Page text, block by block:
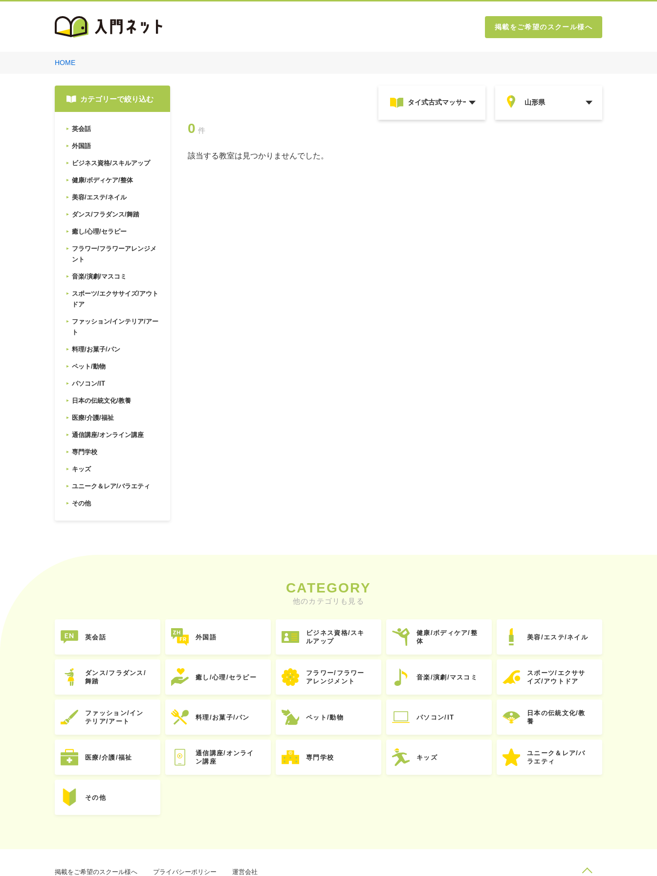
掲載をご希望のスクール様へ
HOME
カテゴリーで絞り込む
英会話
外国語
ビジネス資格/スキルアップ
健康/ボディケア/整体
美容/エステ/ネイル
ダンス/フラダンス/舞踏
癒し/心理/セラピー
フラワー/フラワーアレンジメ
ント
音楽/演劇/マスコミ
スポーツ/エクササイズ/アウト
ドア
ファッション/インテリア/アー
ト
料理/お菓子/パン
ペット/動物
パソコン/IT
日本の伝統文化/教養
医療/介護/福祉
通信講座/オンライン講座
専門学校
キッズ
ユニーク＆レア/バラエティ
その他
0 件
該当する教室は見つかりませんでした。
CATEGORY
他のカテゴリも見る
英会話 外国語
ビジネス資格/スキ
ルアップ
健康/ボディケア/整
体
美容/エステ/ネイル
ダンス/フラダンス/
舞踏
癒し/心理/セラピー
フラワー/フラワー
アレンジメント
音楽/演劇/マスコミ
スポーツ/エクササ
イズ/アウトドア
ファッション/イン
テリア/アート
料理/お菓子/パン ペット/動物 パソコン/IT
日本の伝統文化/教
養
医療/介護/福祉
通信講座/オンライ
ン講座
専門学校 キッズ
ユニーク＆レア/バ
ラエティ
その他
掲載をご希望のスクール様へ プライバシーポリシー 運営会社